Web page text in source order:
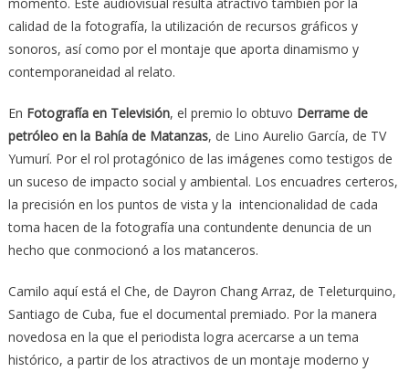
calidad de la fotografía, la utilización de recursos gráficos y
sonoros, así como por el montaje que aporta dinamismo y
contemporaneidad al relato.
En Fotografía en Televisión, el premio lo obtuvo Derrame de
petróleo en la Bahía de Matanzas, de Lino Aurelio García, de TV
Yumurí. Por el rol protagónico de las imágenes como testigos de
un suceso de impacto social y ambiental. Los encuadres certeros,
la precisión en los puntos de vista y la intencionalidad de cada
toma hacen de la fotografía una contundente denuncia de un
hecho que conmocionó a los matanceros.
Camilo aquí está el Che, de Dayron Chang Arraz, de Teleturquino,
Santiago de Cuba, fue el documental premiado. Por la manera
novedosa en la que el periodista logra acercarse a un tema
histórico, a partir de los atractivos de un montaje moderno y